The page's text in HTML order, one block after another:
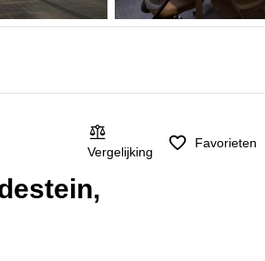
Vergelijking
Favorieten